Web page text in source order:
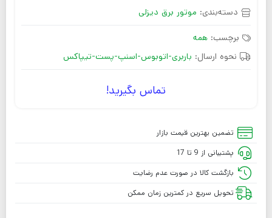
دسته‌بندی: موتور برق دیزلی
برچسب: همه
نحوه ارسال: باربری-اتوبوس-اسنپ-پست-تیپاکس
تماس بگیرید!
تضمین بهترین قیمت بازار
پشتیبانی از 9 تا 17
بازگشت کالا در صورت عدم رضایت
تحویل سریع در کمترین زمان ممکن